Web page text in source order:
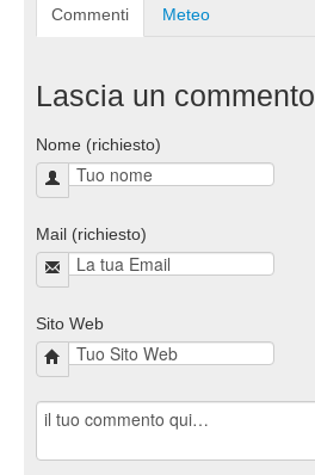
Commenti Meteo
Lascia un commento
Nome (richiesto)
Mail (richiesto)
Sito Web